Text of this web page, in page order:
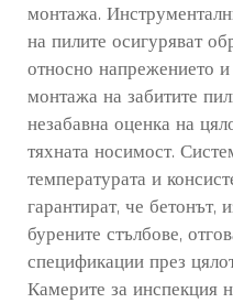
монтажа.
на пилите осигуряват
относно напрежението
монтажа на забитите
незабавна оценка на
тяхната носимост.
температурата и
гарантират, че бетонът,
бурените стълбове,
спецификации през
Камерите за инспекция